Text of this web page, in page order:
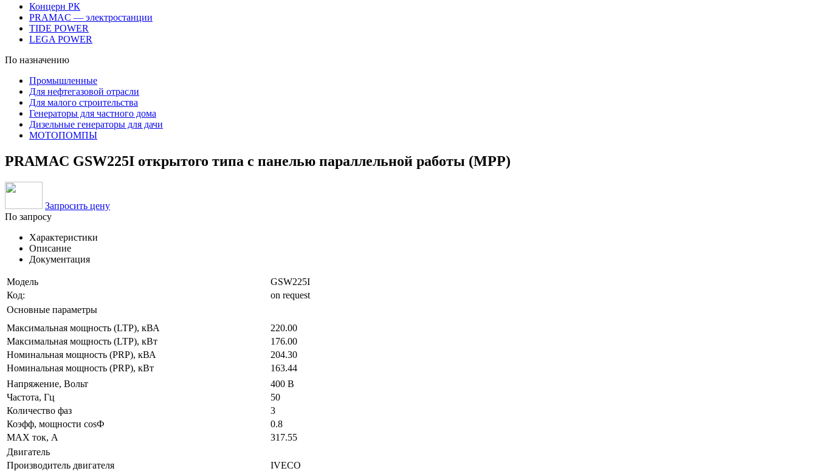
Концерн РК
PRAMAC — электростанции
TIDE POWER
LEGA POWER
По назначению
Промышленные
Для нефтегазовой отрасли
Для малого строительства
Генераторы для частного дома
Дизельные генераторы для дачи
МОТОПОМПЫ
PRAMAC GSW225I открытого типа с панелью параллельной работы (MPP)
Запросить цену
По запросу
Характеристики
Описание
Документация
Модель
GSW225I
Код:
on request
Основные параметры
Максимальная мощность (LTP), кВА
220.00
Максимальная мощность (LTP), кВт
176.00
Номинальная мощность (PRP), кВА
204.30
Номинальная мощность (PRP), кВт
163.44
Напряжение, Вольт
400 В
Частота, Гц
50
Количество фаз
3
Коэфф, мощности cosФ
0.8
MAX ток, А
317.55
Двигатель
Производитель двигателя
IVECO